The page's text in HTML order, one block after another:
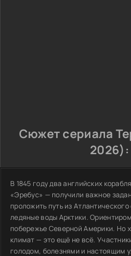
Сюжет сериала
2026):
В 1845 году два английских
«Эребус» — получили важное
проложить путь из
ледяные воды Арктики.
побережье Северной Америки. Но
климат — это ещё не всё.
голодом, болезнями и настоящим